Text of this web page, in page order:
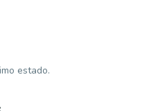
estado.